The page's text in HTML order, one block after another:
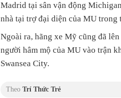
Madrid tại sân vận động
nhà tại trợ đại diện của MU trong
Ngoài ra, hãng xe Mỹ cũng đã
người hâm mộ của MU vào trận
Swansea City.
Theo Trí Thức Trẻ